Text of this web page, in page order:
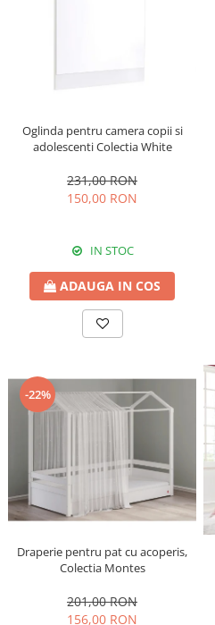
Oglinda pentru camera copii si
adolescenti Colectia White
231,00 RON
150,00 RON
IN STOC
ADAUGA IN COS
-22%
Draperie pentru pat cu acoperis,
Colectia Montes
201,00 RON
156,00 RON